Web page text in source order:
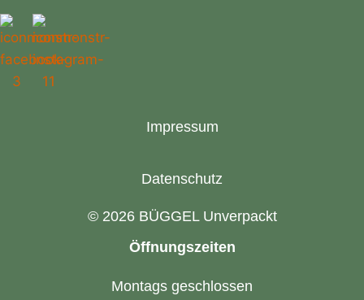
Impressum
Datenschutz
© 2026 BÜGGEL Unverpackt
Öffnungszeiten
Montags geschlossen